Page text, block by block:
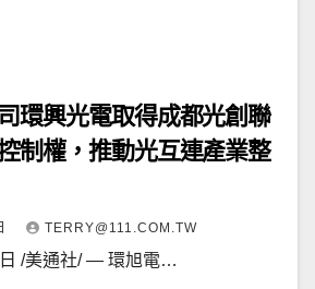
環興光電取得成都光創聯
制權，推動光互連產業整
TERRY@111.COM.TW
日 /美通社/ — 環旭電…